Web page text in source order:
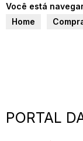
Você está
Home
PORTAL